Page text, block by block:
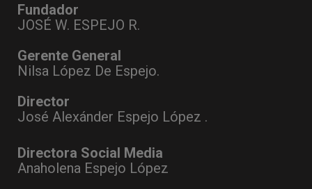
Fundador
JOSÉ W. ESPEJO R.
Gerente General
Nilsa López De Espejo.
Director
José Alexánder Espejo López .
Directora Social Media
Anaholena Espejo López